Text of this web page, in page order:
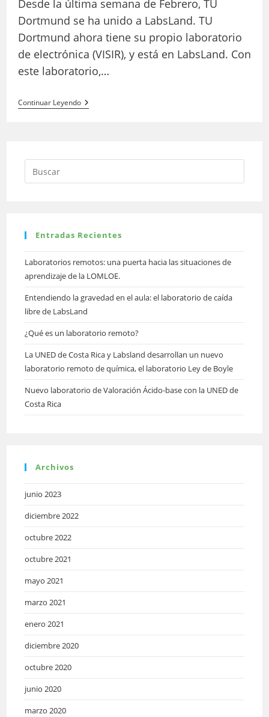
entrada:
Desde la última semana de Febrero, TU
Dortmund se ha unido a LabsLand. TU
Dortmund ahora tiene su propio laboratorio
de electrónica (VISIR), y está en LabsLand. Con
este laboratorio,…
Continuar LeyendoDespliegue
De
TU
Entradas Recientes
Laboratorios remotos: una puerta hacia las situaciones de
aprendizaje de la LOMLOE.
Entendiendo la gravedad en el aula: el laboratorio de caída
libre de LabsLand
¿Qué es un laboratorio remoto?
La UNED de Costa Rica y Labsland desarrollan un nuevo
laboratorio remoto de química, el laboratorio Ley de Boyle
Nuevo laboratorio de Valoración Ácido-base con la UNED de
Costa Rica
Archivos
junio 2023
diciembre 2022
octubre 2022
octubre 2021
mayo 2021
marzo 2021
enero 2021
diciembre 2020
octubre 2020
junio 2020
marzo 2020